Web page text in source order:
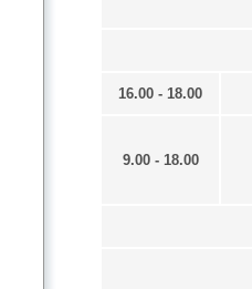
16.00 - 18.00
9.00 - 18.00